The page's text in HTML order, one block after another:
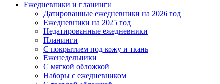
Ежедневники и планинги
Датированные ежедневники на 2026 год
Ежедневники на 2025 год
Недатированные ежедневники
Планинги
С покрытием под кожу и ткань
Еженедельники
С мягкой обложкой
Наборы с ежедневником